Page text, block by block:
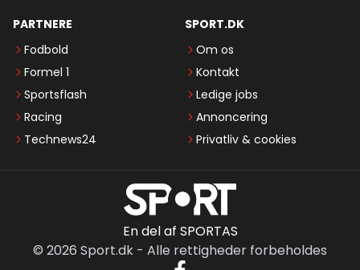
PARTNERE
Fodbold
Formel 1
Sportsflash
Racing
Technews24
SPORT.DK
Om os
Kontakt
Ledige jobs
Annoncering
Privatliv & cookies
En del af SPORTAS
© 2026 Sport.dk - Alle rettigheder forbeholdes